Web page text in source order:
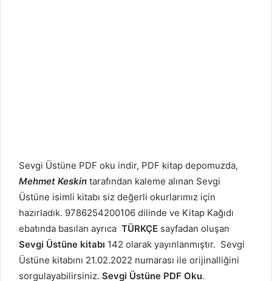
Sevgi Üstüne PDF oku indir, PDF kitap depomuzda,
Mehmet Keskin tarafından kaleme alınan Sevgi
Üstüne isimli kitabı siz değerli okurlarımız için
hazırladık. 9786254200106 dilinde ve Kitap Kağıdı
ebatında basılan ayrıca TÜRKÇE sayfadan oluşan
Sevgi Üstüne kitabı 142 olarak yayınlanmıştır. Sevgi
Üstüne kitabını 21.02.2022 numarası ile orijinalliğini
sorgulayabilirsiniz. Sevgi Üstüne PDF Oku.